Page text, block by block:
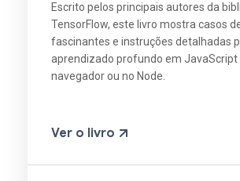
Escrito pelos principais autores da
TensorFlow, este livro mostra casos
fascinantes e instruções detalhadas
aprendizado profundo em JavaScript
navegador ou no Node.
Ver o livro